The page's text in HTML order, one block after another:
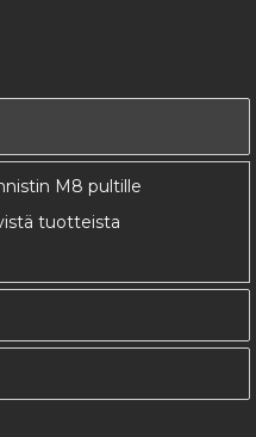
M8 pultille
tuotteista